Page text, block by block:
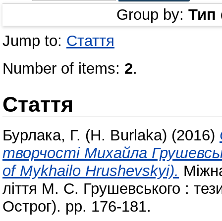
Group by: Тип
Jump to: Стаття
Number of items: 2.
Стаття
Бурлака, Г. (H. Burlaka) (2016)
творчості Михайла
of Mykhailo Hrushevskyi).
ліття М. С. Грушевського :
Острог). pp. 176-181.